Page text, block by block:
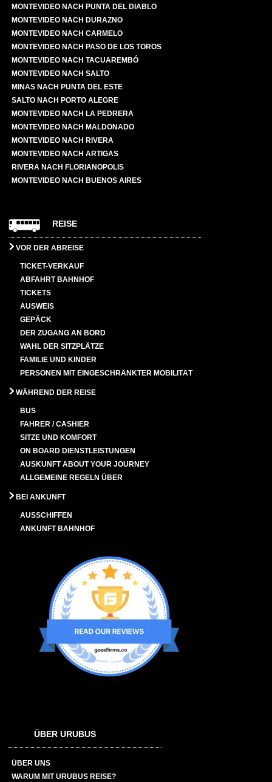
MONTEVIDEO NACH PUNTA DEL DIABLO
MONTEVIDEO NACH DURAZNO
MONTEVIDEO NACH CARMELO
MONTEVIDEO NACH PASO DE LOS TOROS
MONTEVIDEO NACH TACUAREMBÓ
MONTEVIDEO NACH SALTO
MINAS NACH PUNTA DEL ESTE
SALTO NACH PORTO ALEGRE
MONTEVIDEO NACH LA PEDRERA
MONTEVIDEO NACH MALDONADO
MONTEVIDEO NACH RIVERA
MONTEVIDEO NACH ARTIGAS
RIVERA NACH FLORIANOPOLIS
MONTEVIDEO NACH BUENOS AIRES
REISE
VOR DER ABREISE
TICKET-VERKAUF
ABFAHRT BAHNHOF
TICKETS
AUSWEIS
GEPÄCK
DER ZUGANG AN BORD
WAHL DER SITZPLÄTZE
FAMILIE UND KINDER
PERSONEN MIT EINGESCHRÄNKTER MOBILITÄT
WÄHREND DER REISE
BUS
FAHRER / CASHIER
SITZE UND KOMFORT
ON BOARD DIENSTLEISTUNGEN
AUSKUNFT ABOUT YOUR JOURNEY
ALLGEMEINE REGELN ÜBER
BEI ANKUNFT
AUSSCHIFFEN
ANKUNFT BAHNHOF
ÜBER URUBUS
ÜBER UNS
WARUM MIT URUBUS REISE?